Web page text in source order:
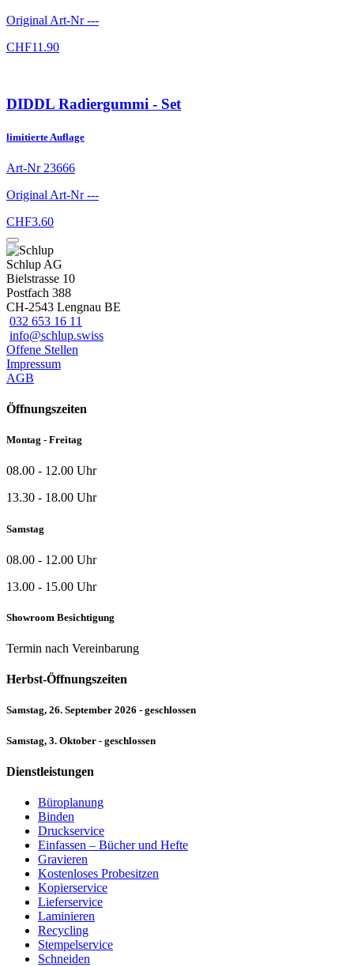
Original Art-Nr---
CHF11.90
DIDDL Radiergummi - Set
limitierte Auflage
Art-Nr 23666
Original Art-Nr---
CHF3.60
Schlup AG
Bielstrasse 10
Postfach 388
CH-2543 Lengnau BE
032 653 16 11
info@schlup.swiss
Offene Stellen
Impressum
AGB
Öffnungszeiten
Montag - Freitag
08.00 - 12.00 Uhr
13.30 - 18.00 Uhr
Samstag
08.00 - 12.00 Uhr
13.00 - 15.00 Uhr
Showroom Besichtigung
Termin nach Vereinbarung
Herbst-Öffnungszeiten
Samstag, 26. September 2026 - geschlossen
Samstag, 3. Oktober - geschlossen
Dienstleistungen
Büroplanung
Binden
Druckservice
Einfassen – Bücher und Hefte
Gravieren
Kostenloses Probesitzen
Kopierservice
Lieferservice
Laminieren
Recycling
Stempelservice
Schneiden